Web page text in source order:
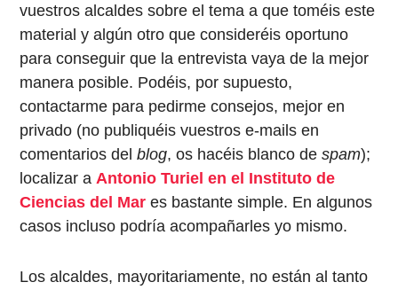
vuestros alcaldes sobre el tema a que toméis este
material y algún otro que consideréis oportuno
para conseguir que la entrevista vaya de la mejor
manera posible. Podéis, por supuesto,
contactarme para pedirme consejos, mejor en
privado (no publiquéis vuestros e-mails en
comentarios delblog, os hacéis blanco despam);
localizar a Antonio Turiel en el Instituto de
Ciencias del Mar es bastante simple. En algunos
casos incluso podría acompañarles yo mismo.
Los alcaldes, mayoritariamente, no están al tanto